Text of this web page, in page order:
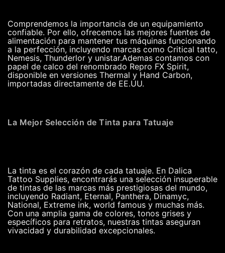
Comprendemos la importancia de un equipamiento
confiable. Por ello, ofrecemos las mejores fuentes de
alimentación para mantener tus máquinas funcionando
a la perfección, incluyendo marcas como Critical tatto,
Nemesis, Thunderlor y unistar.Ademas contamos con
papel de calco del renombrado Repro FX Spirit,
disponible en versiones Thermal y Hand Carbon,
importadas directamente de EE.UU.
La Mejor Selección de Tinta para Tatuaje
La tinta es el corazón de cada tatuaje. En Dalica
Tattoo Supplies, encontrarás una selección insuperable
de tintas de las marcas más prestigiosas del mundo,
incluyendo Radiant, Eternal, Panthera, Dinamyc,
National, Extreme ink, world famous y muchas más.
Con una amplia gama de colores, tonos grises y
específicos para retratos, nuestras tintas aseguran
vivacidad y durabilidad excepcionales.